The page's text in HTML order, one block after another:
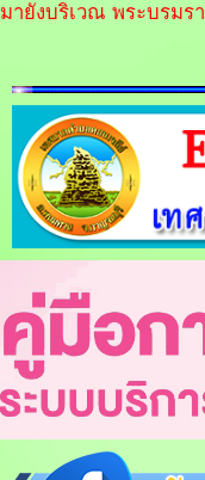
มายังบริเวณ พระบรมร